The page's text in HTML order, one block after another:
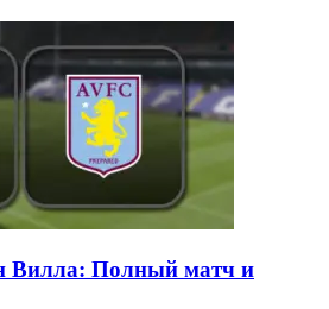
Вилла: Полный матч и